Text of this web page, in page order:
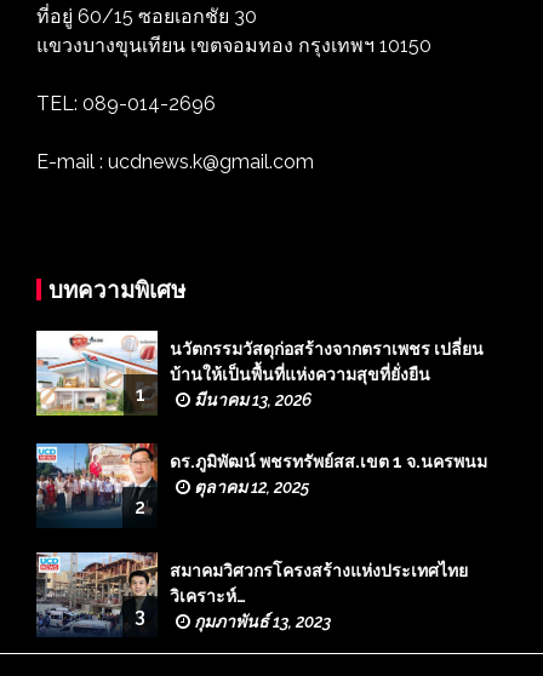
ที่อยู่ 60/15 ซอยเอกชัย 30
แขวงบางขุนเทียน เขตจอมทอง กรุงเทพฯ 10150
TEL: 089-014-2696
E-mail : ucdnews.k@gmail.com
บทความพิเศษ
1
นวัตกรรมวัสดุก่อสร้างจากตราเพชร เปลี่ยน
บ้านให้เป็นพื้นที่แห่งความสุขที่ยั่งยืน
มีนาคม 13, 2026
2
ดร.ภูมิพัฒน์ พชรทรัพย์สส.เขต 1 จ.นครพนม
ตุลาคม 12, 2025
3
สมาคมวิศวกรโครงสร้างแห่งประเทศไทย
วิเคราะห์…
กุมภาพันธ์ 13, 2023